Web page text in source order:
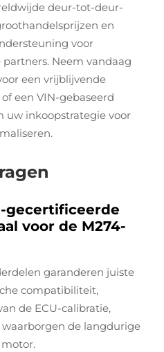
deur-tot-deur-
en
voor
Neem vandaag
een vrijblijvende
een VIN-gebaseerd
uw inkoopstrategie voor
gecertificeerde
voor de M274-
garanderen juiste
compatibiliteit,
de ECU-calibratie,
de langdurige